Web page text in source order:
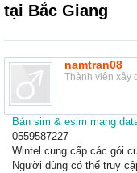
tại Bắc Giang
namtran08
Thành viên xây
Bán sim & esim mạng
0559587227
Wintel cung cấp các gói
Người dùng có thể truy